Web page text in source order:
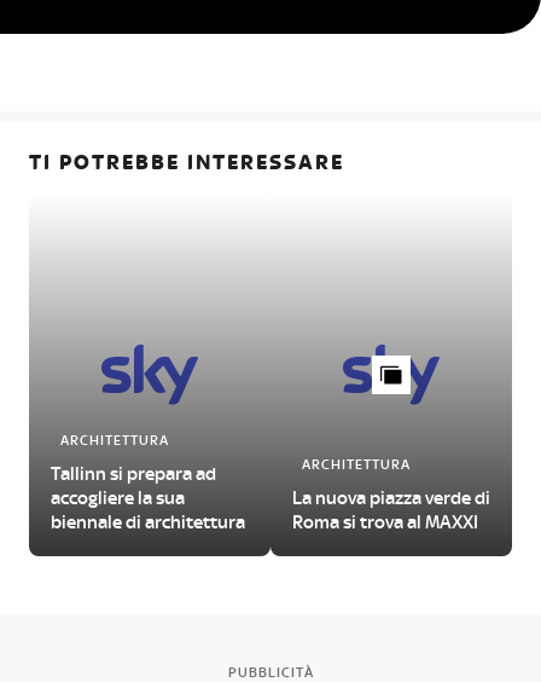
TI POTREBBE INTERESSARE
ARCHITETTURA
Tallinn si prepara ad
accogliere la sua
biennale di architettura
ARCHITETTURA
La nuova piazza verde di
Roma si trova al MAXXI
PUBBLICITÀ